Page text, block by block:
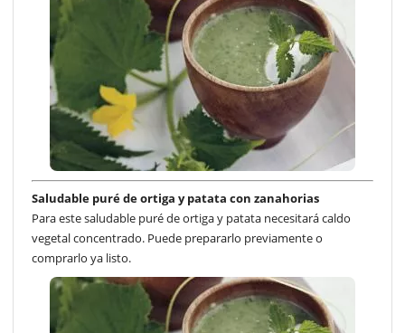
Saludable puré de ortiga y patata con zanahorias
Para este saludable puré de ortiga y patata necesitará caldo
vegetal concentrado. Puede prepararlo previamente o
comprarlo ya listo.